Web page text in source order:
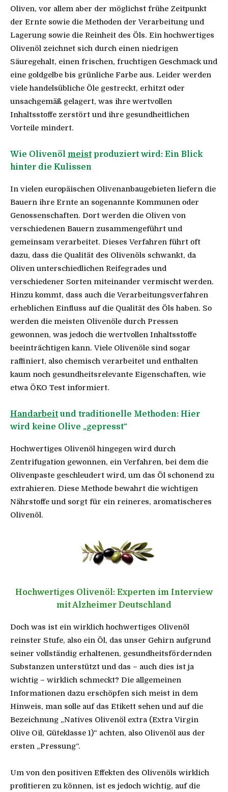
Oliven, vor allem aber der möglichst frühe Zeitpunkt
der Ernte sowie die Methoden der Verarbeitung und
Lagerung sowie die Reinheit des Öls. Ein hochwertiges
Olivenöl zeichnet sich durch einen niedrigen
Säuregehalt, einen frischen, fruchtigen Geschmack und
eine goldgelbe bis grünliche Farbe aus. Leider werden
viele handelsübliche Öle gestreckt, erhitzt oder
unsachgemäß gelagert, was ihre wertvollen
Inhaltsstoffe zerstört und ihre gesundheitlichen
Vorteile mindert.
Wie Olivenöl meistproduziert wird: Ein Blick
hinter die Kulissen
In vielen europäischen Olivenanbaugebieten liefern die
Bauern ihre Ernte an sogenannte Kommunen oder
Genossenschaften. Dort werden die Oliven von
verschiedenen Bauern zusammengeführt und
gemeinsam verarbeitet. Dieses Verfahren führt oft
dazu, dass die Qualität des Olivenöls schwankt, da
Oliven unterschiedlichen Reifegrades und
verschiedener Sorten miteinander vermischt werden.
Hinzu kommt, dass auch die Verarbeitungsverfahren
erheblichen Einfluss auf die Qualität des Öls haben. So
werden die meisten Olivenöle durch Pressen
gewonnen, was jedoch die wertvollen Inhaltsstoffe
beeinträchtigen kann. Viele Olivenöle sind sogar
raffiniert, also chemisch verarbeitet und enthalten
kaum noch gesundheitsrelevante Eigenschaften, wie
etwa ÖKO Test informiert.
Handarbeitund traditionelle Methoden: Hier
wird keine Olive „gepresst“
Hochwertiges Olivenöl hingegen wird durch
Zentrifugation gewonnen, ein Verfahren, bei dem die
Olivenpaste geschleudert wird, um das Öl schonend zu
extrahieren. Diese Methode bewahrt die wichtigen
Nährstoffe und sorgt für ein reineres, aromatischeres
Olivenöl.
Hochwertiges Olivenöl: Experten im Interview
mit Alzheimer Deutschland
Doch was ist ein wirklich hochwertiges Olivenöl
reinster Stufe, also ein Öl, das unser Gehirn aufgrund
seiner vollständig erhaltenen, gesundheitsfördernden
Substanzen unterstützt und das – auch dies ist ja
wichtig – wirklich schmeckt? Die allgemeinen
Informationen dazu erschöpfen sich meist in dem
Hinweis, man solle auf das Etikett sehen und auf die
Bezeichnung „Natives Olivenöl extra (Extra Virgin
Olive Oil, Güteklasse 1)“ achten, also Olivenöl aus der
ersten „Pressung“.
Um von den positiven Effekten des Olivenöls wirklich
profitieren zu können, ist es jedoch wichtig, auf die